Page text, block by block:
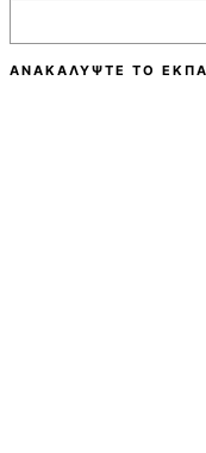
ΑΝΑΚΑΛΎΨΤΕ ΤΟ